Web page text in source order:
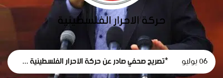
06 يوليو *تصريح صحفي صادر عن حركة الأحرار الفلسطينية حول استقالة لجنة الطوارئ في غزة